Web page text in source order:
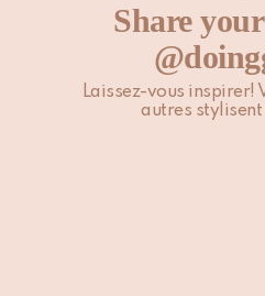
Share
Laissez-vous inspirer!
autres